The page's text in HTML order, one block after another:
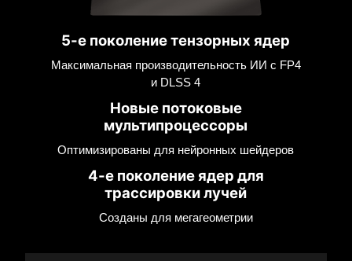
5-е поколение тензорных ядер
Максимальная производительность ИИ с FP4
и DLSS 4
Новые потоковые
мультипроцессоры
Оптимизированы для нейронных шейдеров
4-е поколение ядер для
трассировки лучей
Созданы для мегагеометрии